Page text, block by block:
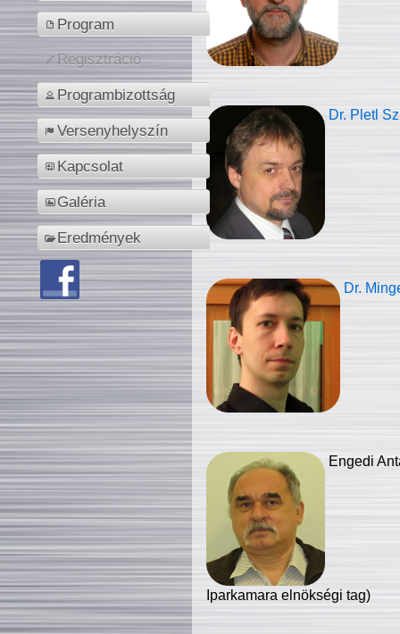
Program
Regisztráció
Programbizottság
Versenyhelyszín
Kapcsolat
Galéria
Eredmények
Dr. Pletl
Dr.
Engedi
Iparkamara elnökségi tag)